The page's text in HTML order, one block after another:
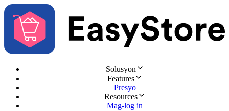
Solusyon
Features
Presyo
Resources
Mag-log in